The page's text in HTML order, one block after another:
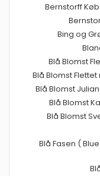
Bernstorff
Bing og
Blå Blomst
Blå Blomst
Blå Blomst
Blå Blomst
Blå Blomst
Blå Fasen (